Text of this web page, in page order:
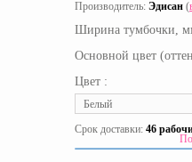
Производитель: Эдисан (
Ширина тумбочки,
Основной цвет
Цвет :
Белый
Срок доставки: 46
Материал изготовления